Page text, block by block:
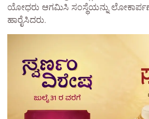
ಯೋಧರು ಆಗಮಿಸಿ ಸಂಸ್ಥೆಯನ್ನು
ಹಾರೈಸಿದರು.